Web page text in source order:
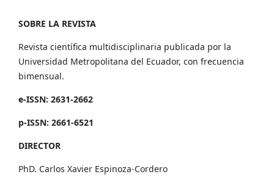
SOBRE LA REVISTA
Revista científica multidisciplinaria publicada por la
Universidad Metropolitana del Ecuador, con frecuencia
bimensual.
e-ISSN: 2631-2662
p-ISSN: 2661-6521
DIRECTOR
PhD. Carlos Xavier Espinoza-Cordero